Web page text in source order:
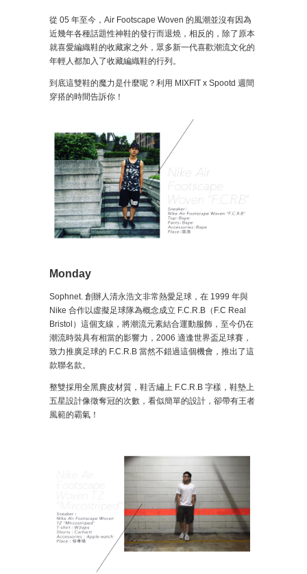
從 05 年至今，Air Footscape Woven 的風潮並沒有因為
近幾年各種話題性神鞋的發行而退燒，相反的，除了原本
就喜愛編織鞋的收藏家之外，眾多新一代喜歡潮流文化的
年輕人都加入了收藏編織鞋的行列。
到底這雙鞋的魔力是什麼呢？利用 MIXFIT x Spootd 週間
穿搭的時間告訴你！
Monday
Sophnet. 創辦人清永浩文非常熱愛足球，在 1999 年與
Nike 合作以虛擬足球隊為概念成立 F.C.R.B（F.C Real
Bristol）這個支線，將潮流元素結合運動服飾，至今仍在
潮流時裝具有相當的影響力，2006 適逢世界盃足球賽，
致力推廣足球的 F.C.R.B 當然不錯過這個機會，推出了這
款聯名款。
整雙採用全黑麂皮材質，鞋舌繡上 F.C.R.B 字樣，鞋墊上
五星設計像徵奪冠的次數，看似簡單的設計，卻帶有王者
風範的霸氣！